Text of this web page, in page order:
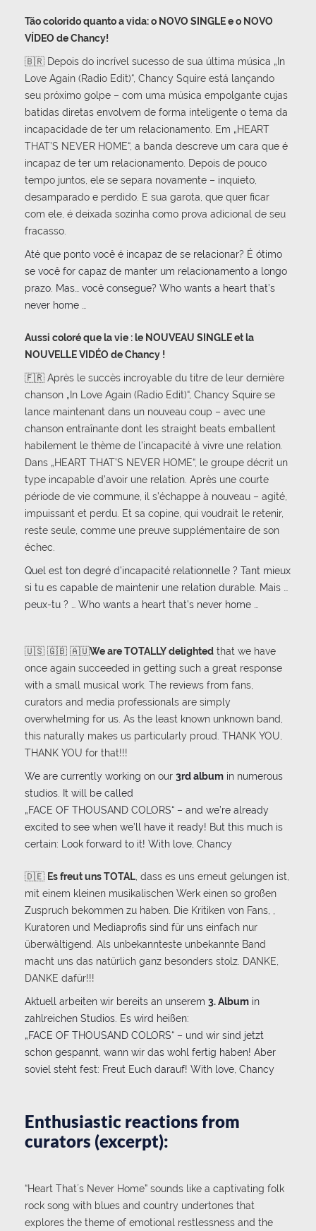
Tão colorido quanto a vida: o NOVO SINGLE e o NOVO
VÍDEO de Chancy!
🇧🇷 Depois do incrível sucesso de sua última música „In
Love Again (Radio Edit)“, Chancy Squire está lançando
seu próximo golpe – com uma música empolgante cujas
batidas diretas envolvem de forma inteligente o tema da
incapacidade de ter um relacionamento. Em „HEART
THAT’S NEVER HOME“, a banda descreve um cara que é
incapaz de ter um relacionamento. Depois de pouco
tempo juntos, ele se separa novamente – inquieto,
desamparado e perdido. E sua garota, que quer ficar
com ele, é deixada sozinha como prova adicional de seu
fracasso.
Até que ponto você é incapaz de se relacionar? É ótimo
se você for capaz de manter um relacionamento a longo
prazo. Mas… você consegue? Who wants a heart that’s
never home …
Aussi coloré que la vie : le NOUVEAU SINGLE et la
NOUVELLE VIDÉO de Chancy !
🇫🇷 Après le succès incroyable du titre de leur dernière
chanson „In Love Again (Radio Edit)“, Chancy Squire se
lance maintenant dans un nouveau coup – avec une
chanson entraînante dont les straight beats emballent
habilement le thème de l’incapacité à vivre une relation.
Dans „HEART THAT’S NEVER HOME“, le groupe décrit un
type incapable d’avoir une relation. Après une courte
période de vie commune, il s’échappe à nouveau – agité,
impuissant et perdu. Et sa copine, qui voudrait le retenir,
reste seule, comme une preuve supplémentaire de son
échec.
Quel est ton degré d’incapacité relationnelle ? Tant mieux
si tu es capable de maintenir une relation durable. Mais …
peux-tu ? … Who wants a heart that’s never home …
🇺🇸 🇬🇧 🇦🇺We are TOTALLY delighted that we have
once again succeeded in getting such a great response
with a small musical work. The reviews from fans,
curators and media professionals are simply
overwhelming for us. As the least known unknown band,
this naturally makes us particularly proud. THANK YOU,
THANK YOU for that!!!
We are currently working on our 3rd album in numerous
studios. It will be called
„FACE OF THOUSAND COLORS“ – and we’re already
excited to see when we’ll have it ready! But this much is
certain: Look forward to it! With love, Chancy
🇩🇪 Es freut uns TOTAL , dass es uns erneut gelungen ist,
mit einem kleinen musikalischen Werk einen so großen
Zuspruch bekommen zu haben. Die Kritiken von Fans, ,
Kuratoren und Mediaprofis sind für uns einfach nur
überwältigend. Als unbekannteste unbekannte Band
macht uns das natürlich ganz besonders stolz. DANKE,
DANKE dafür!!!
Aktuell arbeiten wir bereits an unserem 3. Album in
zahlreichen Studios. Es wird heißen:
„FACE OF THOUSAND COLORS“ – und wir sind jetzt
schon gespannt, wann wir das wohl fertig haben! Aber
soviel steht fest: Freut Euch darauf! With love, Chancy
Enthusiastic reactions from
curators (excerpt):
“Heart That´s Never Home” sounds like a captivating folk
rock song with blues and country undertones that
explores the theme of emotional restlessness and the